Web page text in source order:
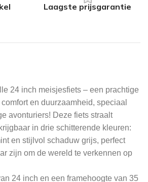
Laagste prijsgarantie
24 inch meisjesfiets – een prachtige
en duurzaamheid, speciaal
avonturiers! Deze fiets straalt
in drie schitterende kleuren:
en stijlvol schaduw grijs, perfect
zijn om de wereld te verkennen op
24 inch en een framehoogte van 35